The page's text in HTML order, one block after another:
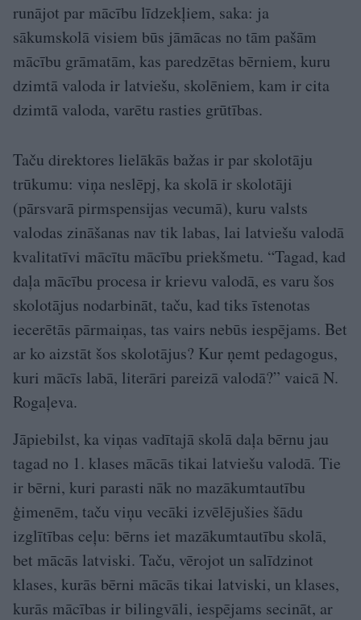
runājot par mācību līdzekļiem, saka: ja
sākumskolā visiem būs jāmācas no tām pašām
mācību grāmatām, kas paredzētas bērniem, kuru
dzimtā valoda ir latviešu, skolēniem, kam ir cita
dzimtā valoda, varētu rasties grūtības.
Taču direktores lielākās bažas ir par skolotāju
trūkumu: viņa neslēpj, ka skolā ir skolotāji
(pārsvarā pirmspensijas vecumā), kuru valsts
valodas zināšanas nav tik labas, lai latviešu valodā
kvalitatīvi mācītu mācību priekšmetu. “Tagad, kad
daļa mācību procesa ir krievu valodā, es varu šos
skolotājus nodarbināt, taču, kad tiks īstenotas
iecerētās pārmaiņas, tas vairs nebūs iespējams. Bet
ar ko aizstāt šos skolotājus? Kur ņemt pedagogus,
kuri mācīs labā, literāri pareizā valodā?” vaicā N.
Rogaļeva.
Jāpiebilst, ka viņas vadītajā skolā daļa bērnu jau
tagad no 1. klases mācās tikai latviešu valodā. Tie
ir bērni, kuri parasti nāk no mazākumtautību
ģimenēm, taču viņu vecāki izvēlējušies šādu
izglītības ceļu: bērns iet mazākumtautību skolā,
bet mācās latviski. Taču, vērojot un salīdzinot
klases, kurās bērni mācās tikai latviski, un klases,
kurās mācības ir bilingvāli, iespējams secināt, ar